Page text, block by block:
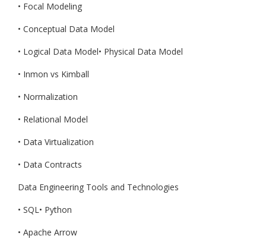
• Focal Modeling
• Conceptual Data Model
• Logical Data Model• Physical Data Model
• Inmon vs Kimball
• Normalization
• Relational Model
• Data Virtualization
• Data Contracts
Data Engineering Tools and Technologies
• SQL• Python
• Apache Arrow